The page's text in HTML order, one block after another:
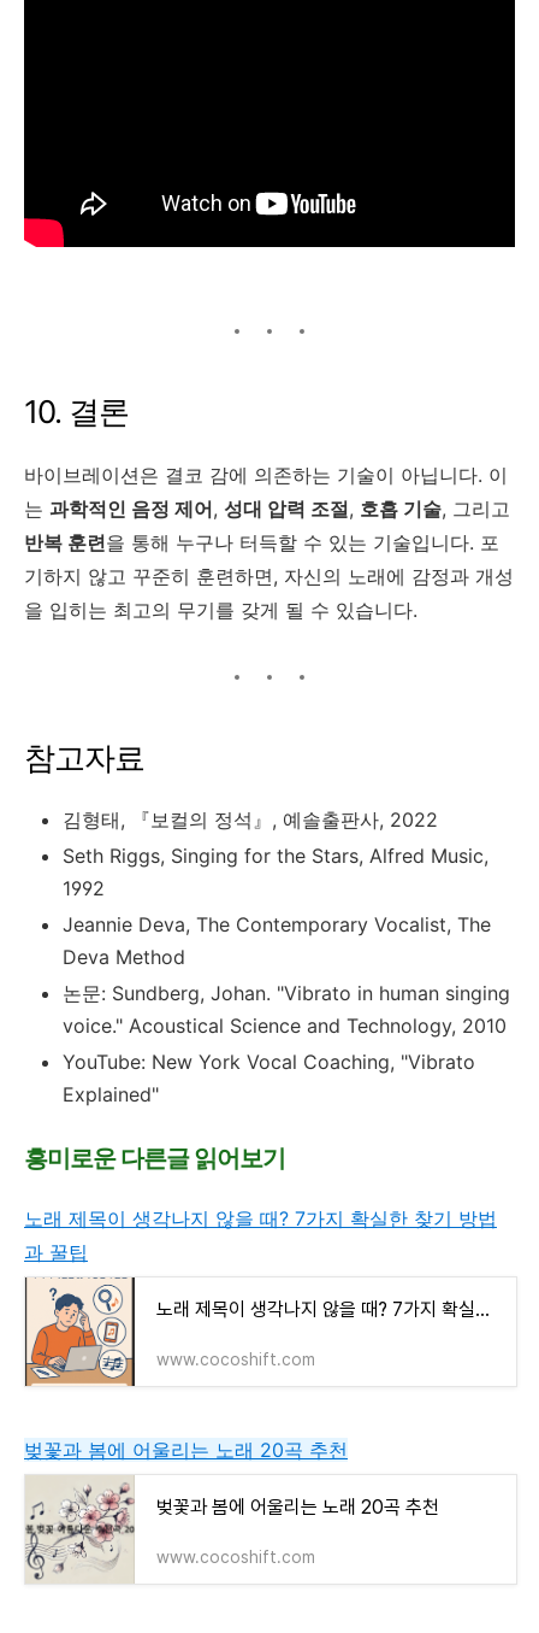
10. 결론
바이브레이션은 결코 감에 의존하는 기술이 아닙니다. 이
는 과학적인 음정 제어, 성대 압력 조절, 호흡 기술, 그리고
반복 훈련을 통해 누구나 터득할 수 있는 기술입니다. 포
기하지 않고 꾸준히 훈련하면, 자신의 노래에 감정과 개성
을 입히는 최고의 무기를 갖게 될 수 있습니다.
참고자료
김형태, 『보컬의 정석』, 예솔출판사, 2022
Seth Riggs, Singing for the Stars, Alfred Music,
1992
Jeannie Deva, The Contemporary Vocalist, The
Deva Method
논문: Sundberg, Johan. "Vibrato in human singing
voice." Acoustical Science and Technology, 2010
YouTube: New York Vocal Coaching, "Vibrato
Explained"
흥미로운 다른글 읽어보기
노래 제목이 생각나지 않을 때? 7가지 확실한 찾기 방법
과 꿀팁
노래 제목이 생각나지 않을 때? 7가지 확실한 찾기 방법과 꿀팁
www.cocoshift.com
벚꽃과 봄에 어울리는 노래 20곡 추천
벚꽃과 봄에 어울리는 노래 20곡 추천
www.cocoshift.com